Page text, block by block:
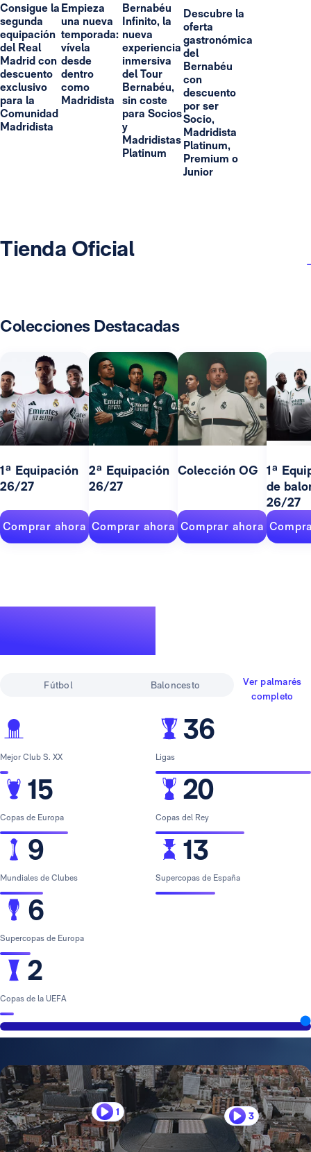
Consigue la
segunda
equipación
del Real
Madrid con
descuento
exclusivo
para la
Comunidad
Madridista
Empieza
una nueva
temporada:
vívela
desde
dentro
como
Madridista
Bernabéu
Infinito, la
nueva
experiencia
inmersiva
del Tour
Bernabéu,
sin coste
para Socios
y
Madridistas
Platinum
Descubre la
oferta
gastronómica
del
Bernabéu
con
descuento
por ser
Socio,
Madridista
Platinum,
Premium o
Junior
Tienda Oficial
Colecciones Destacadas
1ª Equipación
26/27
Comprar ahora
2ª Equipación
26/27
Comprar ahora
Colección OG
Comprar ahora
1ª
de
26/27
Fútbol Baloncesto
Ver palmarés
completo
Mejor Club S. XX
15
Copas de Europa
9
Mundiales de Clubes
6
Supercopas de Europa
2
Copas de la UEFA
36
Ligas
20
Copas del Rey
13
Supercopas de España
1 3